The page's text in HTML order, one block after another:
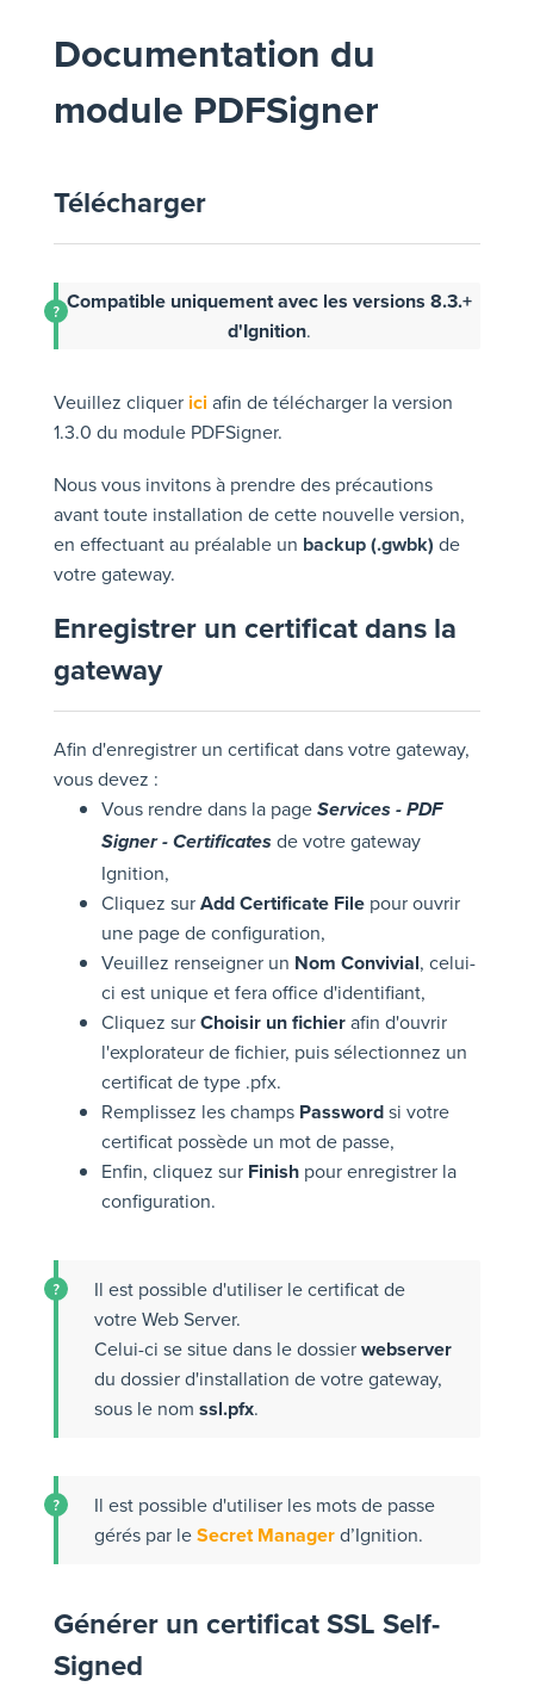
Documentation du
module PDFSigner
Télécharger
Compatible uniquement avec les versions 8.3.+
d'Ignition.
Veuillez cliquer iciafin de télécharger la version
1.3.0 du module PDFSigner.
Nous vous invitons à prendre des précautions
avant toute installation de cette nouvelle version,
en effectuant au préalable un backup (.gwbk) de
votre gateway.
Enregistrer un certificat dans la
gateway
Afin d'enregistrer un certificat dans votre gateway,
vous devez :
Vous rendre dans la page Services - PDF
Signer - Certificatesde votre gateway
Ignition,
Cliquez surAdd Certificate Filepour ouvrir
une page de configuration,
Veuillez renseigner un Nom Convivial, celui-
ci est unique et fera office d'identifiant,
Cliquez surChoisir un fichierafin d'ouvrir
l'explorateur de fichier, puis sélectionnez un
certificat de type .pfx.
Remplissez les champs Passwordsi votre
certificat possède un mot de passe,
Enfin, cliquez sur Finishpour enregistrer la
configuration.
Il est possible d'utiliser le certificat de
votre Web Server.
Celui-ci se situe dans le dossierwebserver
du dossier d'installation de votre gateway,
sous le nom ssl.pfx.
Il est possible d'utiliser les mots de passe
gérés par leSecret Managerd’Ignition.
Générer un certificat SSL Self-
Signed